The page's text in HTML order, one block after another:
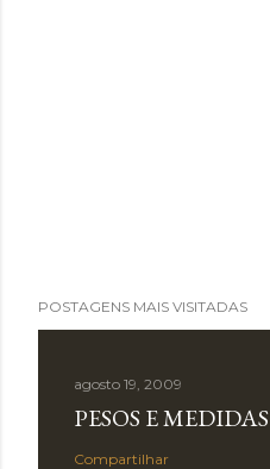
POSTAGENS MAIS VISITADAS
agosto 19, 2009
PESOS E MEDIDAS
Compartilhar